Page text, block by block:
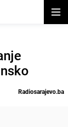
Radiosarajevo.ba